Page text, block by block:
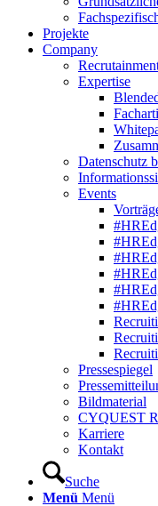
Projekte
Company
Expertise
Datenschutz
Events
Pressespiegel
Bildmaterial
CYQUEST
Karriere
Kontakt
Suche
Menü Menü